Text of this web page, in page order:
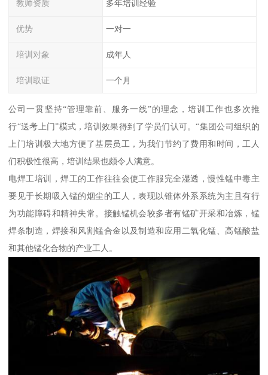
教师资质 多年培训经验
优势 一对一
培训对象 成年人
培训取证 一个月
公司一贯坚持“管理靠前、服务一线”的理念，培训工作也多次推
行“送考上门”模式，培训效果得到了学员们认可。“集团公司组织的
上门培训极大地方便了基层员工，为我们节约了费用和时间，工人
们积极性很高，培训结果也颇令人满意。
电焊工培训，焊工的工作往往会使工作服完全湿透，慢性锰中毒主
要见于长期吸入锰的烟尘的工人，表现以锥体外系系统为主且有行
为功能障碍和精神失常。接触锰机会较多者有锰矿开采和冶炼，锰
焊条制造，焊接和风割锰合金以及制造和应用二氧化锰、高锰酸盐
和其他锰化合物的产业工人。